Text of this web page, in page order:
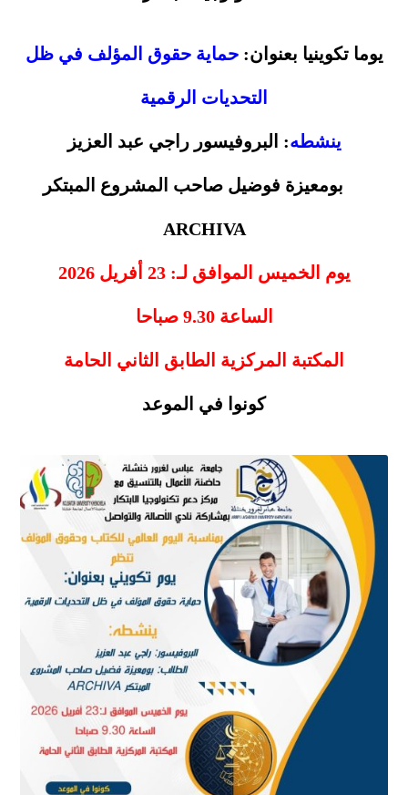
يوما تكوينيا بعنوان:حماية حقوق المؤلف في ظل
التحديات الرقمية
ينشطه: البروفيسور راجي عبد العزيز
بومعيزة فوضيل صاحب المشروع المبتكر
ARCHIVA
يوم الخميس الموافق لـ: 23 أفريل 2026
الساعة 9.30 صباحا
المكتبة المركزية الطابق الثاني الحامة
كونوا في الموعد